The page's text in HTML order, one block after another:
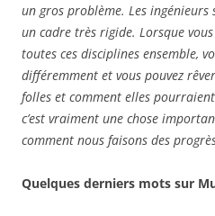
un gros problème. Les
un cadre très rigide. Lorsque
toutes ces disciplines ensemble,
différemment et vous pouvez
folles et comment elles
c’est vraiment une chose
comment nous faisons des
Quelques derniers mots sur